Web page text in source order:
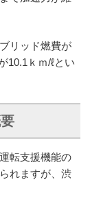
リッド燃費が
10.1ｋｍ/ℓとい
転支援機能の
れますが、渋